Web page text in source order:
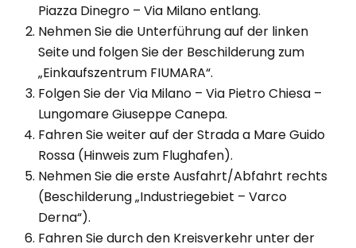
Piazza Dinegro – Via Milano entlang.
Nehmen Sie die Unterführung auf der linken
Seite und folgen Sie der Beschilderung zum
„Einkaufszentrum FIUMARA“.
Folgen Sie der Via Milano – Via Pietro Chiesa –
Lungomare Giuseppe Canepa.
Fahren Sie weiter auf der Strada a Mare Guido
Rossa (Hinweis zum Flughafen).
Nehmen Sie die erste Ausfahrt/Abfahrt rechts
(Beschilderung „Industriegebiet – Varco
Derna“).
Fahren Sie durch den Kreisverkehr unter der